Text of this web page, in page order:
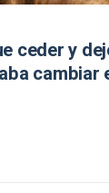
ceder y
cambiar